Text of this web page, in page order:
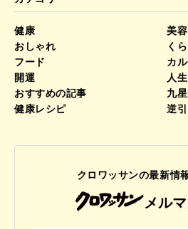
健康
美容
おしゃれ
く
フード
カ
開運
人生
おすすめの記事
九
健康レシピ
逆
クロワッサンの最新情
メル